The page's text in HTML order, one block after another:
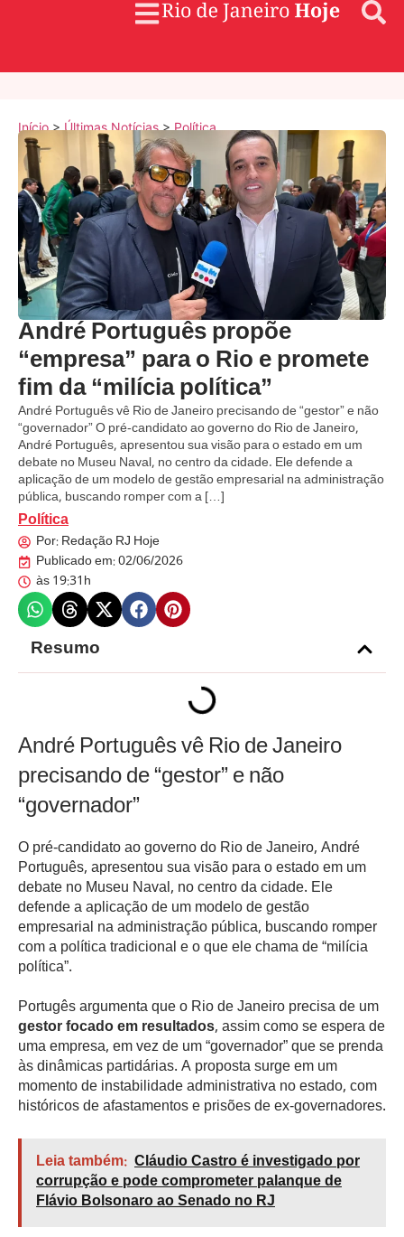
Início>Últimas Notícias>Política
André Português propõe
“empresa” para o Rio e promete
fim da “milícia política”
André Português vê Rio de Janeiro precisando de “gestor” e não
“governador” O pré-candidato ao governo do Rio de Janeiro,
André Português, apresentou sua visão para o estado em um
debate no Museu Naval, no centro da cidade. Ele defende a
aplicação de um modelo de gestão empresarial na administração
pública, buscando romper com a […]
Política
Por: Redação RJ Hoje
Publicado em:02/06/2026
às19:31h
Resumo
André Português vê Rio de Janeiro
precisando de “gestor” e não
“governador”
O pré-candidato ao governo do Rio de Janeiro, André
Português, apresentou sua visão para o estado em um
debate no Museu Naval, no centro da cidade. Ele
defende a aplicação de um modelo de gestão
empresarial na administração pública, buscando romper
com a política tradicional e o que ele chama de “milícia
política”.
Portugês argumenta que o Rio de Janeiro precisa de um
gestor focado em resultados, assim como se espera de
uma empresa, em vez de um “governador” que se prenda
às dinâmicas partidárias. A proposta surge em um
momento de instabilidade administrativa no estado, com
históricos de afastamentos e prisões de ex-governadores.
Leia também: Cláudio Castro é investigado por
corrupção e pode comprometer palanque de
Flávio Bolsonaro ao Senado no RJ